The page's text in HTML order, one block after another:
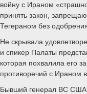
войну с Ираном
принять закон,
Тегераном без
Не скрывала
и спикер Палаты
которая похвалила его
противоречий с Ираном
Бывший генерал ВС США